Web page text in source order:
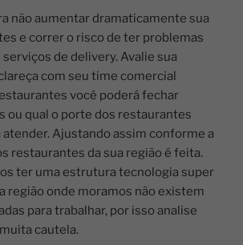
não aumentar dramaticamente sua
e correr o risco de ter problemas
serviços de delivery. Avalie sua
com seu time comercial
você poderá fechar
ou qual o porte dos restaurantes
Ajustando assim conforme a
restaurantes da sua região é feita.
ter uma estrutura tecnologia super
região onde moramos não existem
para trabalhar, por isso analise
cautela.